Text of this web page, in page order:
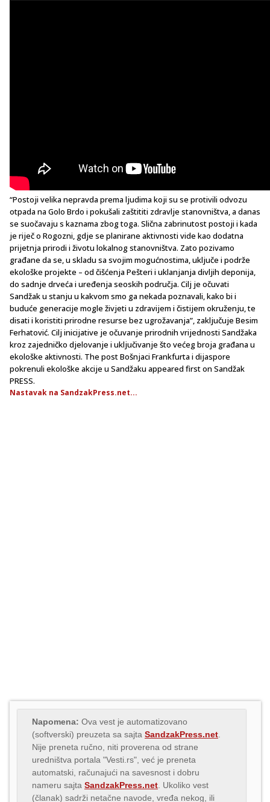
“Postoji velika nepravda prema ljudima koji su se protivili odvozu
otpada na Golo Brdo i pokušali zaštititi zdravlje stanovništva, a danas
se suočavaju s kaznama zbog toga. Slična zabrinutost postoji i kada
je riječ o Rogozni, gdje se planirane aktivnosti vide kao dodatna
prijetnja prirodi i životu lokalnog stanovništva. Zato pozivamo
građane da se, u skladu sa svojim mogućnostima, uključe i podrže
ekološke projekte – od čišćenja Pešteri i uklanjanja divljih deponija,
do sadnje drveća i uređenja seoskih područja. Cilj je očuvati
Sandžak u stanju u kakvom smo ga nekada poznavali, kako bi i
buduće generacije mogle živjeti u zdravijem i čistijem okruženju, te
disati i koristiti prirodne resurse bez ugrožavanja”, zaključuje Besim
Ferhatović. Cilj inicijative je očuvanje prirodnih vrijednosti Sandžaka
kroz zajedničko djelovanje i uključivanje što većeg broja građana u
ekološke aktivnosti. The post Bošnjaci Frankfurta i dijaspore
pokrenuli ekološke akcije u Sandžaku appeared first on Sandžak
PRESS.
Nastavak na SandzakPress.net...
Napomena: Ova vest je automatizovano
(softverski) preuzeta sa sajta SandzakPress.net
Nije preneta ručno, niti proverena od strane
uredništva portala "Vesti.rs", već je preneta
automatski, računajući na savesnost i dobru
nameru sajta SandzakPress.net . Ukoliko vest
(članak) sadrži netačne navode, vređa nekog, ili